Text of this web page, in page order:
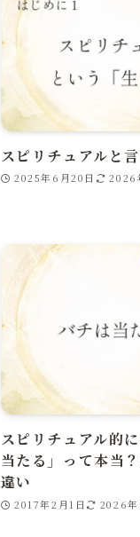
スピリチュアルと
2025年6月20日 2026
スピリチュアル的
当たる」って本当
違い
2017年2月1日 2026年